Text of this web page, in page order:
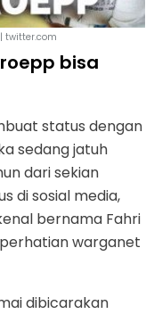
twitter.com
bisa
status dengan
sedang jatuh
dari sekian
di sosial media,
bernama Fahri
warganet
dibicarakan